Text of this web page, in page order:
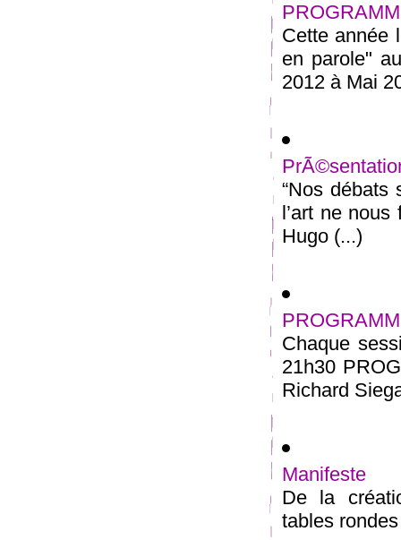
Cette année
en parole"
2012 à Mai
“Nos débats
l’art ne nous
Hugo (...)
Chaque
21h30
Richard
Manifeste
De la
tables